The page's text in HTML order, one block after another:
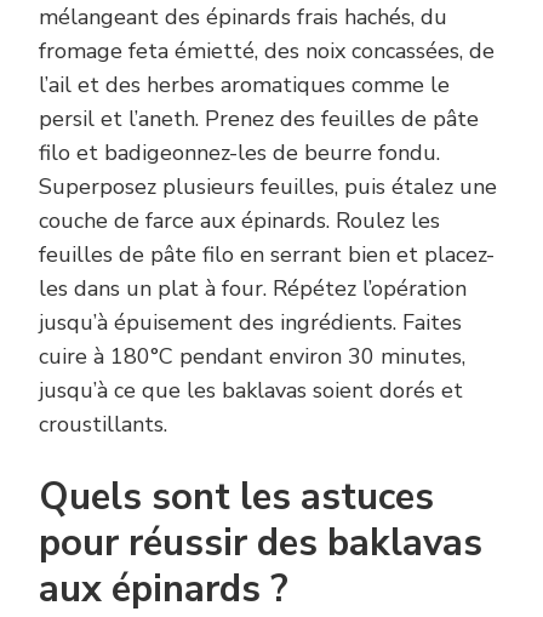
mélangeant des épinards frais hachés, du
fromage feta émietté, des noix concassées, de
l’ail et des herbes aromatiques comme le
persil et l’aneth. Prenez des feuilles de pâte
filo et badigeonnez-les de beurre fondu.
Superposez plusieurs feuilles, puis étalez une
couche de farce aux épinards. Roulez les
feuilles de pâte filo en serrant bien et placez-
les dans un plat à four. Répétez l’opération
jusqu’à épuisement des ingrédients. Faites
cuire à 180°C pendant environ 30 minutes,
jusqu’à ce que les baklavas soient dorés et
croustillants.
Quels sont les astuces
pour réussir des baklavas
aux épinards ?